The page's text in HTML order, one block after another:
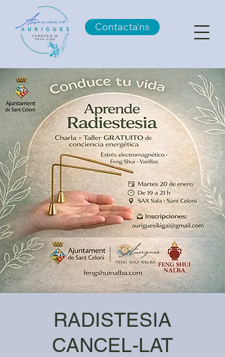
Contacta'ns
RADISTESIA
CANCEL-LAT